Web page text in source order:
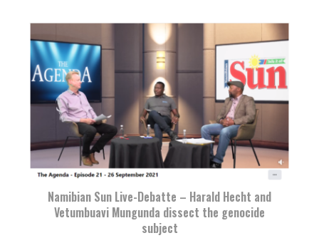
Namibian Sun Live-Debatte – Harald Hecht and
Vetumbuavi Mungunda dissect the genocide
subject